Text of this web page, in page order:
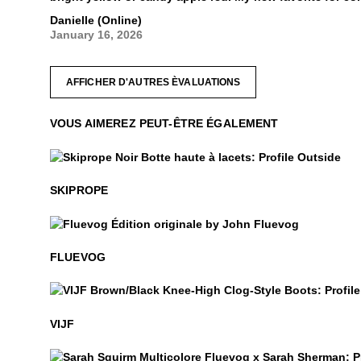
Danielle (Online)
January 16, 2026
AFFICHER D'AUTRES ÈVALUATIONS
VOUS AIMEREZ PEUT-ÊTRE ÉGALEMENT
SKIPROPE
FLUEVOG
VIJF